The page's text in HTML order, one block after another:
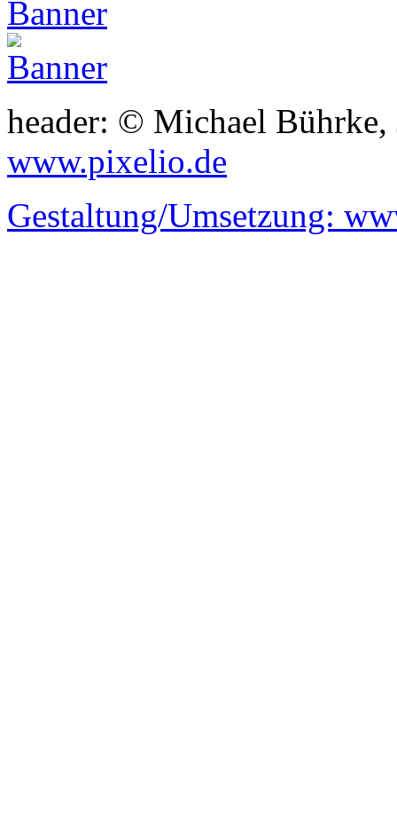
header: © Michael
www.pixelio.de
Gestaltung/Umsetzung: